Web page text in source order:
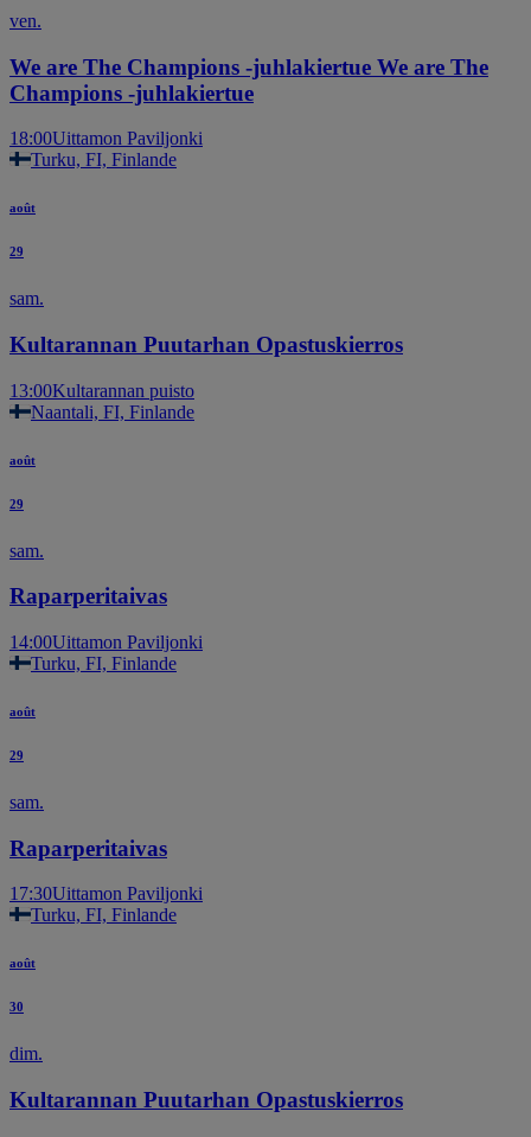
ven.
We are The Champions -juhlakiertue We are The
Champions -juhlakiertue
18:00Uittamon Paviljonki
Turku, FI, Finlande
août
29
sam.
Kultarannan Puutarhan Opastuskierros
13:00Kultarannan puisto
Naantali, FI, Finlande
août
29
sam.
Raparperitaivas
14:00Uittamon Paviljonki
Turku, FI, Finlande
août
29
sam.
Raparperitaivas
17:30Uittamon Paviljonki
Turku, FI, Finlande
août
30
dim.
Kultarannan Puutarhan Opastuskierros